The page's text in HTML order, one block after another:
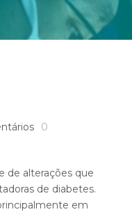
0
de alterações que
de diabetes.
em